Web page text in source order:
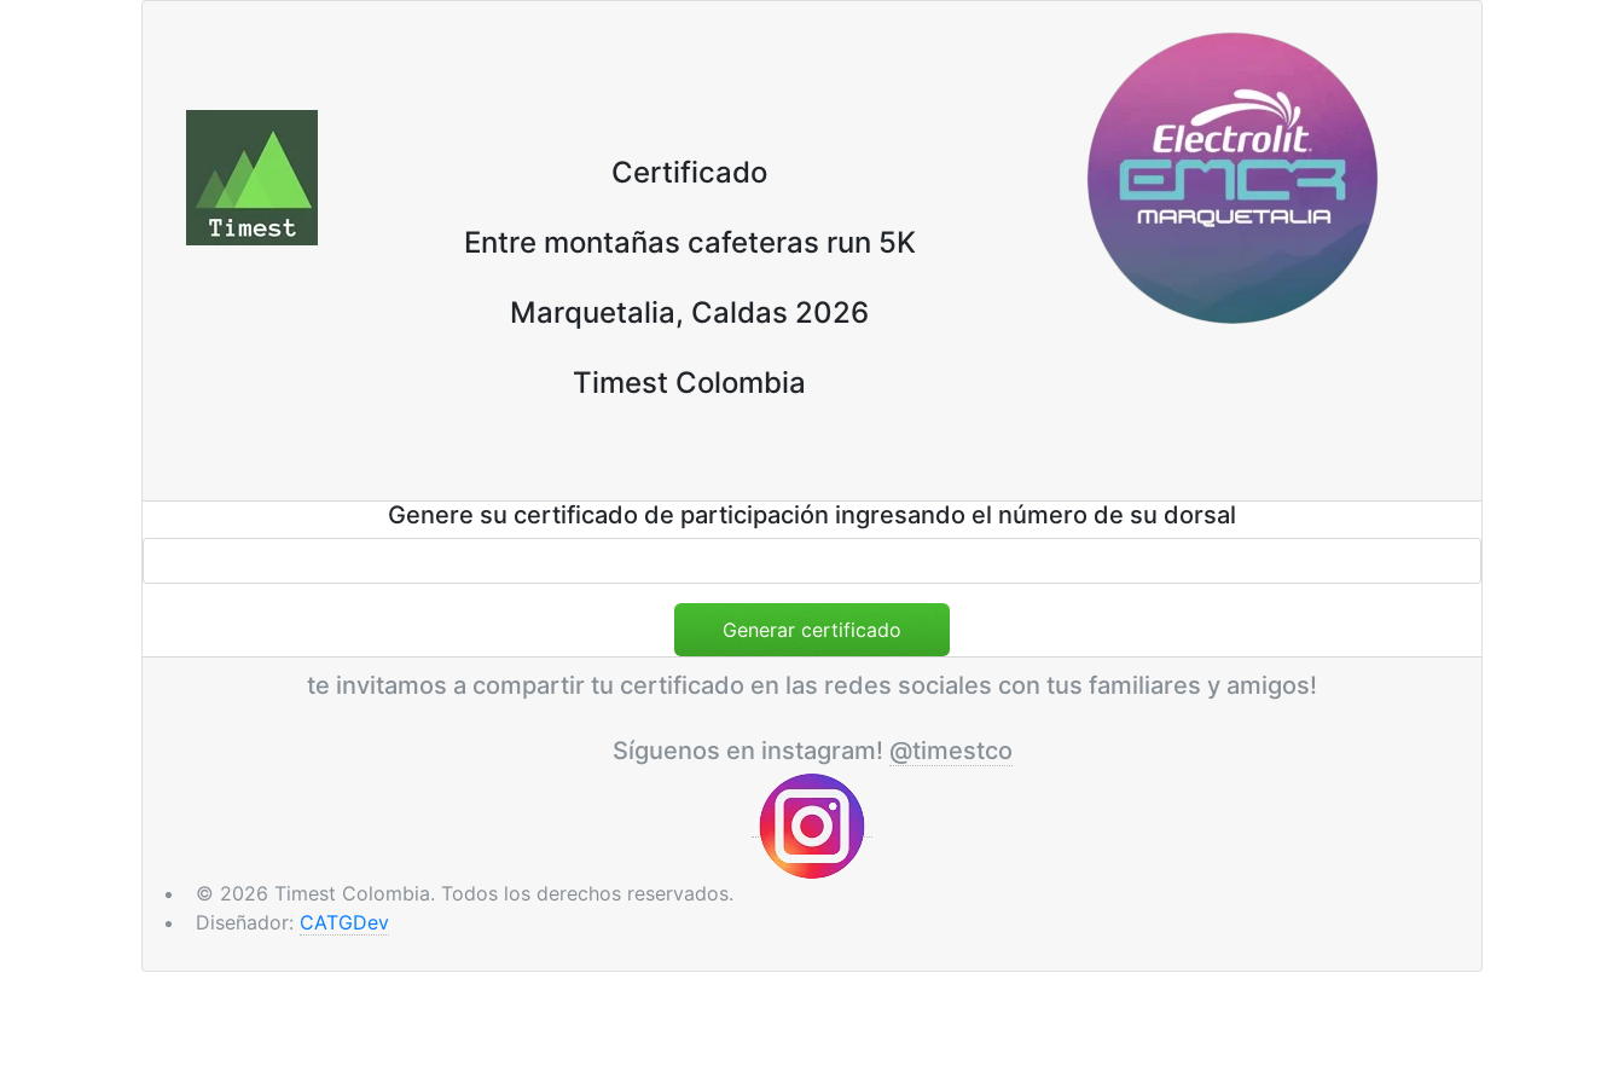
Certificado
Entre montañas cafeteras run 5K
Marquetalia, Caldas 2026
Timest Colombia
Genere su certificado de participación ingresando el número de su dorsal
te invitamos a compartir tu certificado en las redes sociales con tus familiares y amigos!
Síguenos en instagram! @timestco
© 2026 Timest Colombia. Todos los derechos reservados.
Diseñador: CATGDev